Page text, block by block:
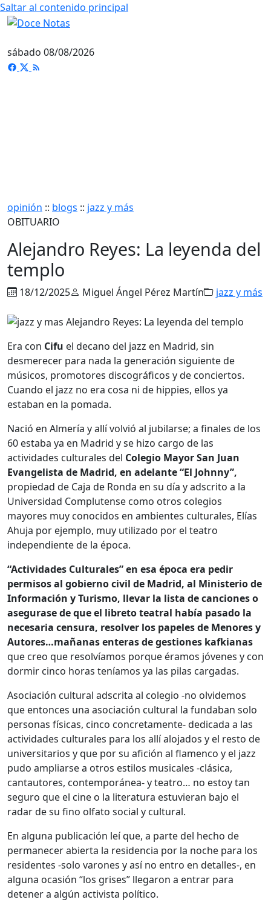
Saltar al contenido principal
sábado 08/08/2026
opinión :: blogs :: jazz y más
OBITUARIO
Alejandro Reyes: La leyenda del
templo
18/12/2025 Miguel Ángel Pérez Martín jazz y más
Era con Cifu el decano del jazz en Madrid, sin
desmerecer para nada la generación siguiente de
músicos, promotores discográficos y de conciertos.
Cuando el jazz no era cosa ni de hippies, ellos ya
estaban en la pomada.
Nació en Almería y allí volvió al jubilarse; a finales de los
60 estaba ya en Madrid y se hizo cargo de las
actividades culturales del Colegio Mayor San Juan
Evangelista de Madrid, en adelante “El Johnny”,
propiedad de Caja de Ronda en su día y adscrito a la
Universidad Complutense como otros colegios
mayores muy conocidos en ambientes culturales, Elías
Ahuja por ejemplo, muy utilizado por el teatro
independiente de la época.
“Actividades Culturales” en esa época era pedir
permisos al gobierno civil de Madrid, al Ministerio de
Información y Turismo, llevar la lista de canciones o
asegurase de que el libreto teatral había pasado la
necesaria censura, resolver los papeles de Menores y
Autores…mañanas enteras de gestiones kafkianas
que creo que resolvíamos porque éramos jóvenes y con
dormir cinco horas teníamos ya las pilas cargadas.
Asociación cultural adscrita al colegio -no olvidemos
que entonces una asociación cultural la fundaban solo
personas físicas, cinco concretamente- dedicada a las
actividades culturales para los allí alojados y el resto de
universitarios y que por su afición al flamenco y el jazz
pudo ampliarse a otros estilos musicales -clásica,
cantautores, contemporánea- y teatro… no estoy tan
seguro que el cine o la literatura estuvieran bajo el
radar de su fino olfato social y cultural.
En alguna publicación leí que, a parte del hecho de
permanecer abierta la residencia por la noche para los
residentes -solo varones y así no entro en detalles-, en
alguna ocasión “los grises” llegaron a entrar para
detener a algún activista político.